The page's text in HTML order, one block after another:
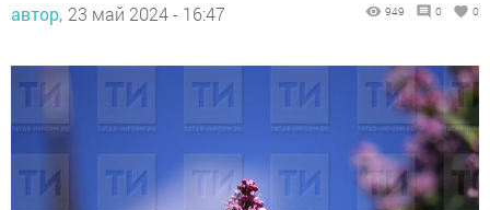
автор, 23 май 2024 - 16:47 949 0 0